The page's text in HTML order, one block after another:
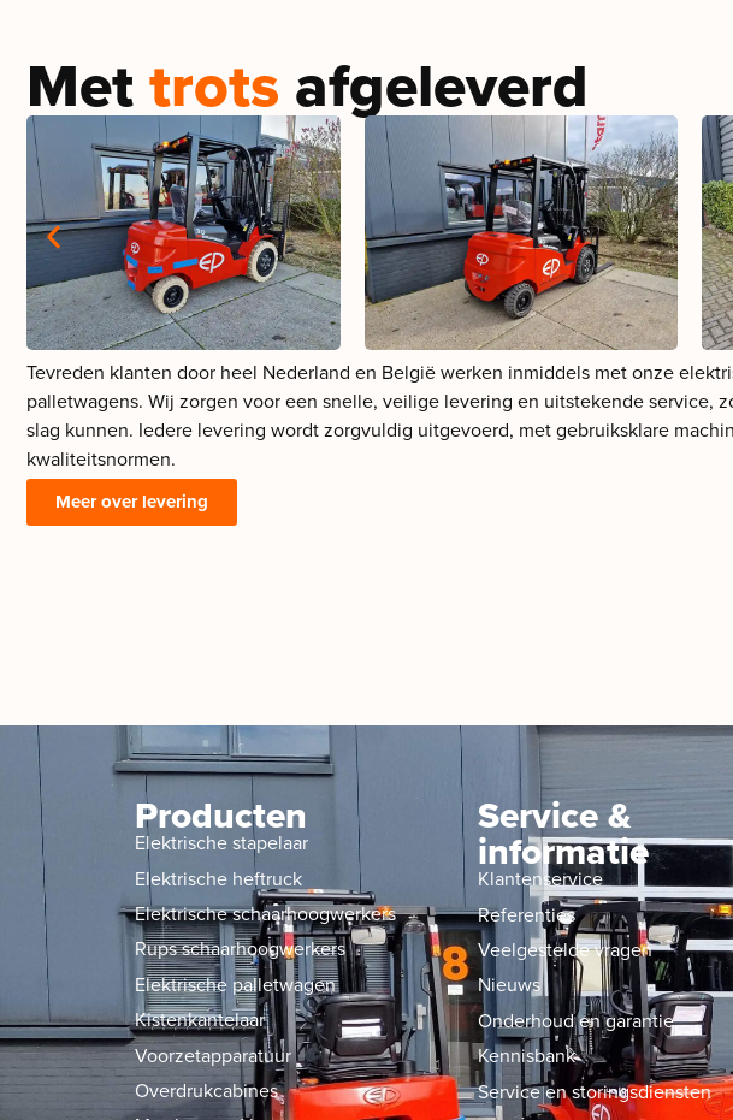
Mettrots afgeleverd
Tevreden klanten door heel Nederland en België werken inmiddels met onze
palletwagens. Wij zorgen voor een snelle, veilige levering en uitstekende service,
slag kunnen. Iedere levering wordt zorgvuldig uitgevoerd, met gebruiksklare
kwaliteitsnormen.
Meer over levering
Producten
Elektrische stapelaar
Elektrische heftruck
Elektrische schaarhoogwerkers
Rups schaarhoogwerkers
Elektrische palletwagen
Kistenkantelaar
Voorzetapparatuur
Overdrukcabines
Service &
informatie
Klantenservice
Referenties
Veelgestelde vragen
Nieuws
Onderhoud en garantie
Kennisbank
Service en storingsdiensten